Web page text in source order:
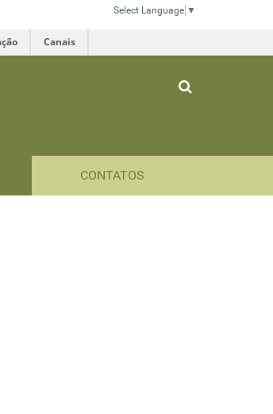
Select Language ▼
Canais
CONTATOS